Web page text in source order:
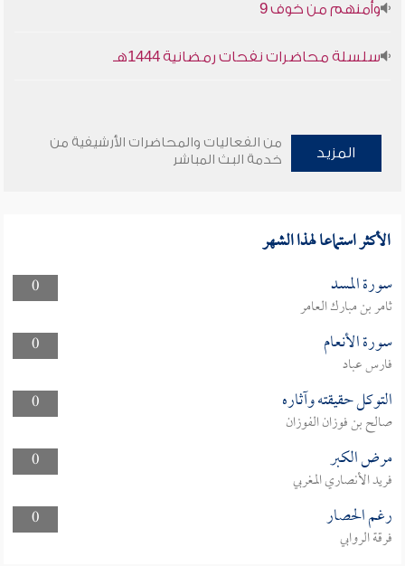
وأمنهم من خوف 9
سلسلة محاضرات نفحات رمضانية 1444هـ
المزيد
من الفعاليات والمحاضرات الأرشيفية من
خدمة البث المباشر
الأكثر استماعا لهذا الشهر
0 سورة المسد
ثامر بن مبارك العامر
0
سورة الأنعام
فارس عباد
0
التوكل حقيقته وآثاره
صالح بن فوزان الفوزان
0
مرض الكبر
فريد الأنصاري المغربي
0
رغم الحصار
فرقة الروابي